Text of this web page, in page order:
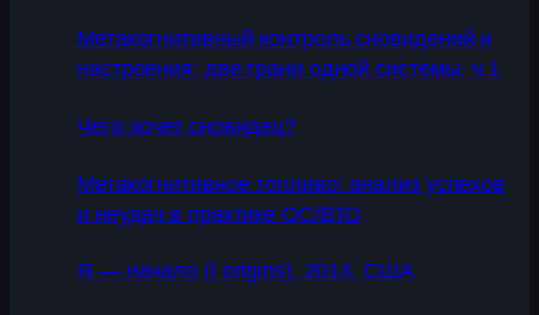
Метакогнитивный контроль сновидений и
настроения: две грани одной системы, ч.1
Чего хочет сновидец?
Метакогнитивное топливо: анализ успехов
и неудач в практике ОС/ВТО
Я — начало (I origins), 2014, США